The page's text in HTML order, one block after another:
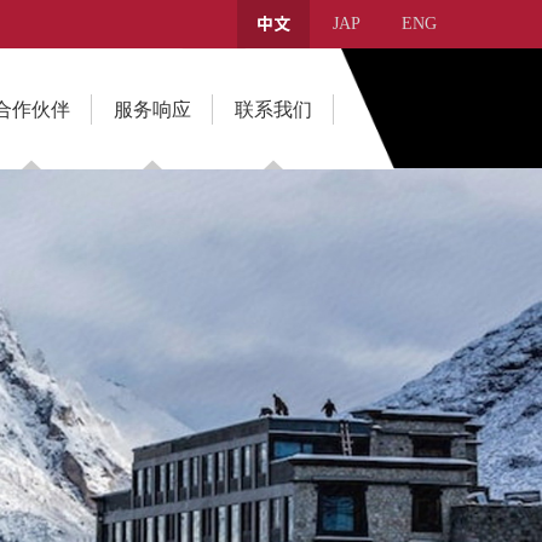
中文 JAP ENG
作伙伴 服务响应 联系我们